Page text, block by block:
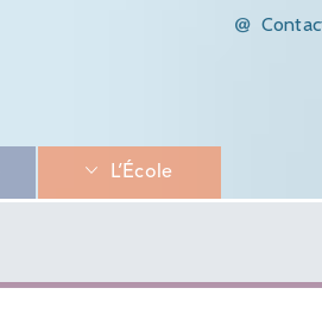
L’École